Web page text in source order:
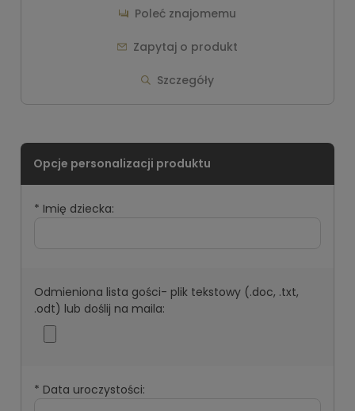
* Imię dziecka:
Odmieniona lista gości- plik tekstowy (.doc, .txt,
.odt) lub doślij na maila:
* Data uroczystości:
Szczegóły
Zapytaj o produkt
Poleć znajomemu